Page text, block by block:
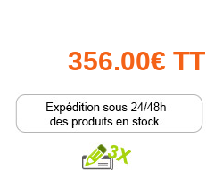
356.00€